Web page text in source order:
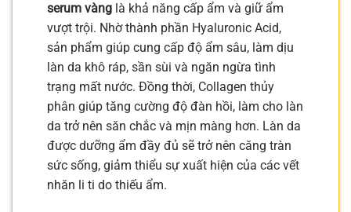
serum vàng là khả năng cấp ẩm và giữ ẩm
vượt trội. Nhờ thành phần Hyaluronic Acid,
sản phẩm giúp cung cấp độ ẩm sâu, làm dịu
làn da khô ráp, sần sùi và ngăn ngừa tình
trạng mất nước. Đồng thời, Collagen thủy
phân giúp tăng cường độ đàn hồi, làm cho làn
da trở nên săn chắc và mịn màng hơn. Làn da
được dưỡng ẩm đầy đủ sẽ trở nên căng tràn
sức sống, giảm thiểu sự xuất hiện của các vết
nhăn li ti do thiếu ẩm.